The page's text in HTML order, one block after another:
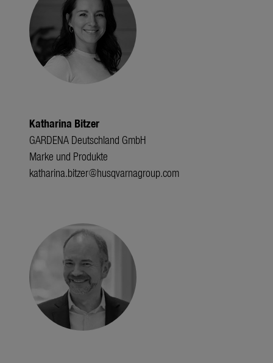
Katharina Bitzer
GARDENA Deutschland GmbH
Marke und Produkte
katharina.bitzer@husqvarnagroup.com